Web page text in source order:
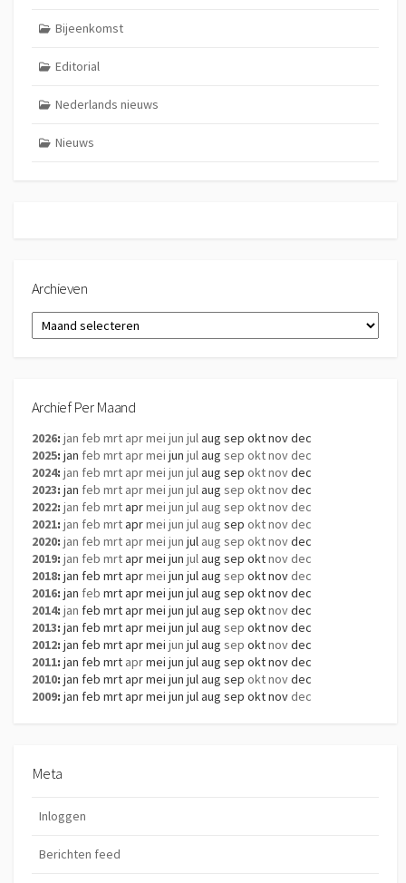
Bijeenkomst
Editorial
Nederlands nieuws
Nieuws
Archieven
Archieven
Archief Per Maand
2026: jan feb mrt aprmei jun julaug sep oktnovdec
2025: jan feb mrt aprmei jun julaug sep oktnov dec
2024: jan feb mrt aprmei jun julaug sep oktnovdec
2023: jan feb mrt aprmei jun julaug sep oktnovdec
2022: jan feb mrtaprmei jun jul aug sep oktnov dec
2021: jan feb mrtaprmei jun jul aug sep oktnov dec
2020: jan feb mrt aprmei jun jul aug sep oktnovdec
2019: jan feb mrtaprmei jun julaug sep oktnov dec
2018: jan feb mrtaprmei jun julaug sep oktnov dec
2016: jan feb mrtaprmei jun julaug sep oktnovdec
2014: jan feb mrtaprmei jun julaug sep oktnovdec
2013: jan feb mrtaprmei jun julaug sep oktnovdec
2012: jan feb mrtaprmei jun julaug sep oktnovdec
2011: jan feb mrt aprmei jun julaug sep oktnovdec
2010: jan feb mrtaprmei jun julaug sep oktnovdec
2009: jan feb mrtaprmei jun julaug sep oktnov dec
Meta
Inloggen
Berichten feed